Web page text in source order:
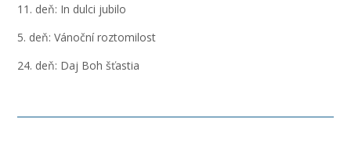
11. deň: In dulci jubilo
5. deň: Vánoční roztomilost
24. deň: Daj Boh šťastia